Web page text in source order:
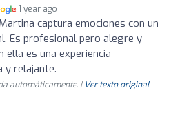
1 year ago
Martina captura emociones con un
Es profesional pero alegre y
es una experiencia
y relajante.
automáticamente. | Ver texto original